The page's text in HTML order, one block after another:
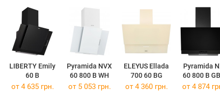
LIBERTY Emily
60 B
Pyramida NVX
60 800 B WH
ELEYUS Ellada
700 60 BG
Pyramida
60 800 B
от 4 635 грн. от 5 053 грн. от 4 360 грн. от 4 874